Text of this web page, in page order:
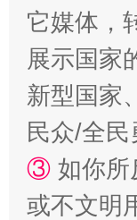
它媒体，
展示国家
新型国家
民众/全
③ 如你所
或不文明